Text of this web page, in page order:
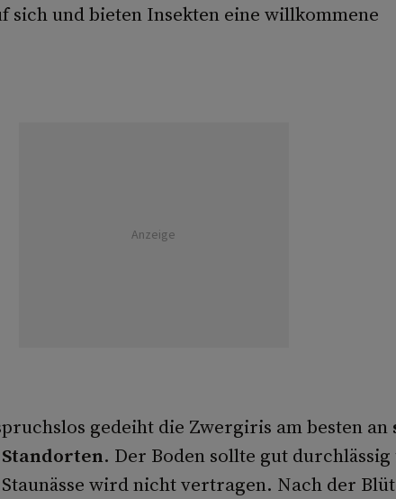
sich und bieten Insekten eine willkommene
Anzeige
gedeiht die Zwergiris am besten an
. Der Boden sollte gut durchlässig
wird nicht vertragen. Nach der